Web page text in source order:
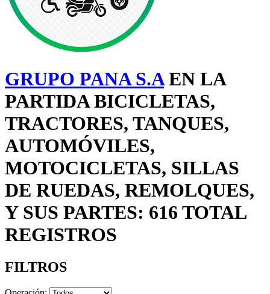
GRUPO PANA S.AEN LA
PARTIDA BICICLETAS,
TRACTORES, TANQUES,
AUTOMÓVILES,
MOTOCICLETAS, SILLAS
DE RUEDAS, REMOLQUES,
Y SUS PARTES: 616 TOTAL
REGISTROS
FILTROS